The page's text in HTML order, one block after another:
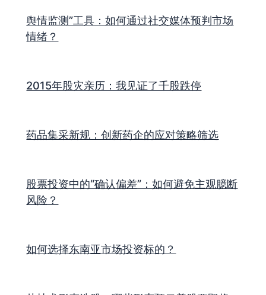
舆情监测”工具：如何通过社交媒体预判市场
情绪？
2015年股灾亲历：我见证了千股跌停
药品集采新规：创新药企的应对策略筛选
股票投资中的“确认偏差”：如何避免主观臆断
风险？
如何选择东南亚市场投资标的？